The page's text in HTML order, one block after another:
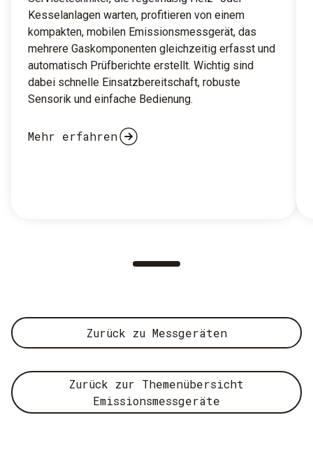
Kesselanlagen warten, profitieren von einem
kompakten, mobilen Emissionsmessgerät, das
mehrere Gaskomponenten gleichzeitig erfasst und
automatisch Prüfberichte erstellt. Wichtig sind
dabei schnelle Einsatzbereitschaft, robuste
Sensorik und einfache Bedienung.
Mehr erfahren
Zurück zu Messgeräten
Zurück zur Themenübersicht
Emissionsmessgeräte